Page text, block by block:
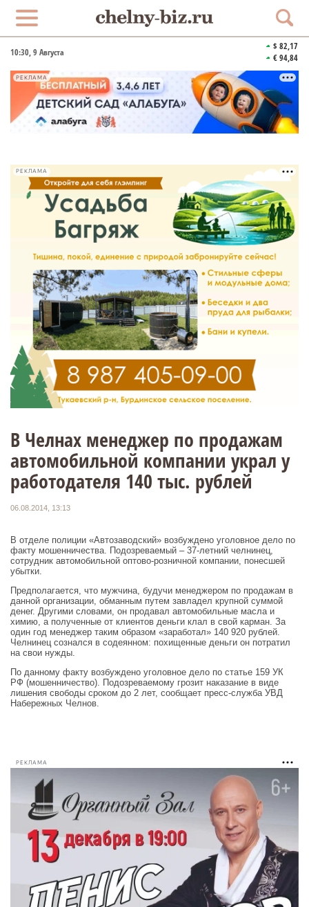
10:30, 9 Августа
$ 82,17
€ 94,84
РЕКЛАМА
РЕКЛАМА
В Челнах менеджер по продажам
автомобильной компании украл у
работодателя 140 тыс. рублей
06.08.2014, 13:13
В отделе полиции «Автозаводский» возбуждено уголовное дело по
факту мошенничества. Подозреваемый – 37-летний челнинец,
сотрудник автомобильной оптово-розничной компании, понесшей
убытки.
Предполагается, что мужчина, будучи менеджером по продажам в
данной организации, обманным путем завладел крупной суммой
денег. Другими словами, он продавал автомобильные масла и
химию, а полученные от клиентов деньги клал в свой карман. За
один год менеджер таким образом «заработал» 140 920 рублей.
Челнинец сознался в содеянном: похищенные деньги он потратил
на свои нужды.
По данному факту возбуждено уголовное дело по статье 159 УК
РФ (мошенничество). Подозреваемому грозит наказание в виде
лишения свободы сроком до 2 лет, сообщает пресс-служба УВД
Набережных Челнов.
РЕКЛАМА